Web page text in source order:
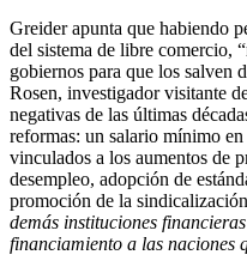
Greider apunta que habiendo
del sistema de libre comercio,
gobiernos para que los salven
Rosen, investigador visitante
negativas de las últimas
reformas: un salario mínimo
vinculados a los aumentos de
desempleo, adopción de
promoción de la
demás instituciones
financiamiento a las naciones